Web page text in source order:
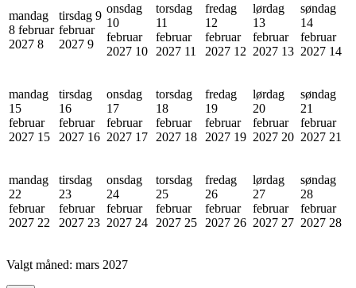
mandag
8 februar
2027 8
tirsdag 9
februar
2027 9
onsdag
10
februar
2027 10
torsdag
11
februar
2027 11
fredag
12
februar
2027 12
lørdag
13
februar
2027 13
søndag
14
februar
2027 14
mandag
15
februar
2027 15
tirsdag
16
februar
2027 16
onsdag
17
februar
2027 17
torsdag
18
februar
2027 18
fredag
19
februar
2027 19
lørdag
20
februar
2027 20
søndag
21
februar
2027 21
mandag
22
februar
2027 22
tirsdag
23
februar
2027 23
onsdag
24
februar
2027 24
torsdag
25
februar
2027 25
fredag
26
februar
2027 26
lørdag
27
februar
2027 27
søndag
28
februar
2027 28
Valgt måned: mars 2027